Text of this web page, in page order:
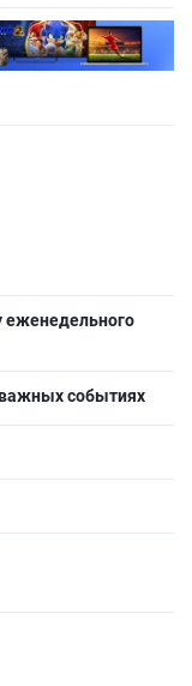
еженедельного
событиях